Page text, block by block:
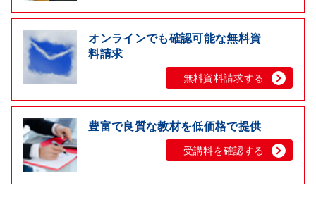
オンラインでも確認可能な無料資
料請求
無料資料請求する
豊富で良質な教材を低価格で提供
受講料を確認する